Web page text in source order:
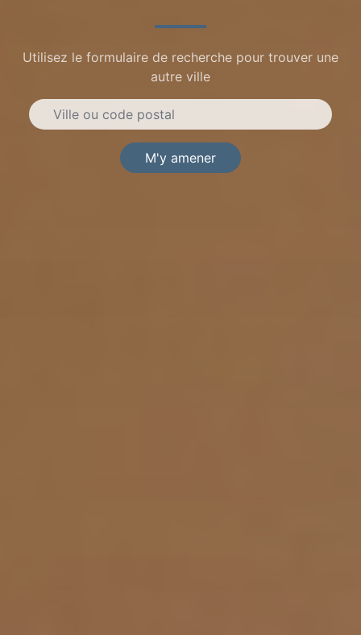
Utilisez le formulaire de recherche pour trouver une
autre ville
M'y amener